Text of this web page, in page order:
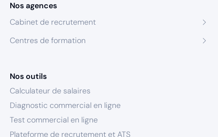
Nos agences
Cabinet de recrutement
Centres de formation
Nos outils
Calculateur de salaires
Diagnostic commercial en ligne
Test commercial en ligne
Plateforme de recrutement et ATS